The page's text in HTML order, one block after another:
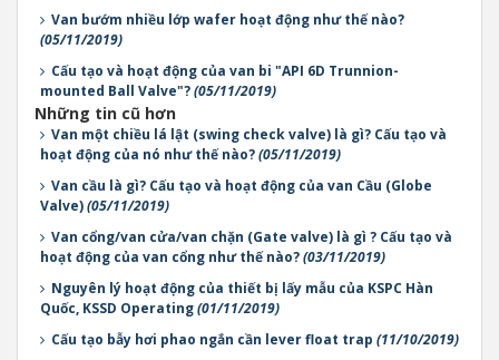
Van bướm nhiều lớp wafer hoạt động như thế nào?
(05/11/2019)
Cấu tạo và hoạt động của van bi "API 6D Trunnion-
mounted Ball Valve"?(05/11/2019)
Những tin cũ hơn
Van một chiều lá lật (swing check valve) là gì? Cấu tạo và
hoạt động của nó như thế nào?(05/11/2019)
Van cầu là gì? Cấu tạo và hoạt động của van Cầu (Globe
Valve)(05/11/2019)
Van cổng/van cửa/van chặn (Gate valve) là gì ? Cấu tạo và
hoạt động của van cổng như thế nào?(03/11/2019)
Nguyên lý hoạt động của thiết bị lấy mẫu của KSPC Hàn
Quốc, KSSD Operating(01/11/2019)
Cấu tạo bẫy hơi phao ngắn cần lever float trap (11/10/2019)